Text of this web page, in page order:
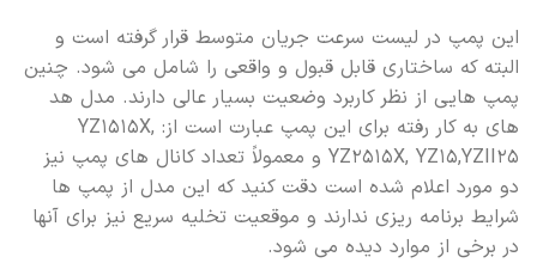
این پمپ در لیست سرعت جریان متوسط قرار گرفته است و
البته که ساختاری قابل قبول و واقعی را شامل می شود. چنین
پمپ هایی از نظر کاربرد وضعیت بسیار عالی دارند. مدل هد
های به کار رفته برای این پمپ عبارت است از: YZ1515X,
YZ2515X, YZ15,YZII25 و معمولاً تعداد کانال های پمپ نیز
دو مورد اعلام شده است دقت کنید که این مدل از پمپ ها
شرایط برنامه ریزی ندارند و موقعیت تخلیه سریع نیز برای آنها
در برخی از موارد دیده می شود.